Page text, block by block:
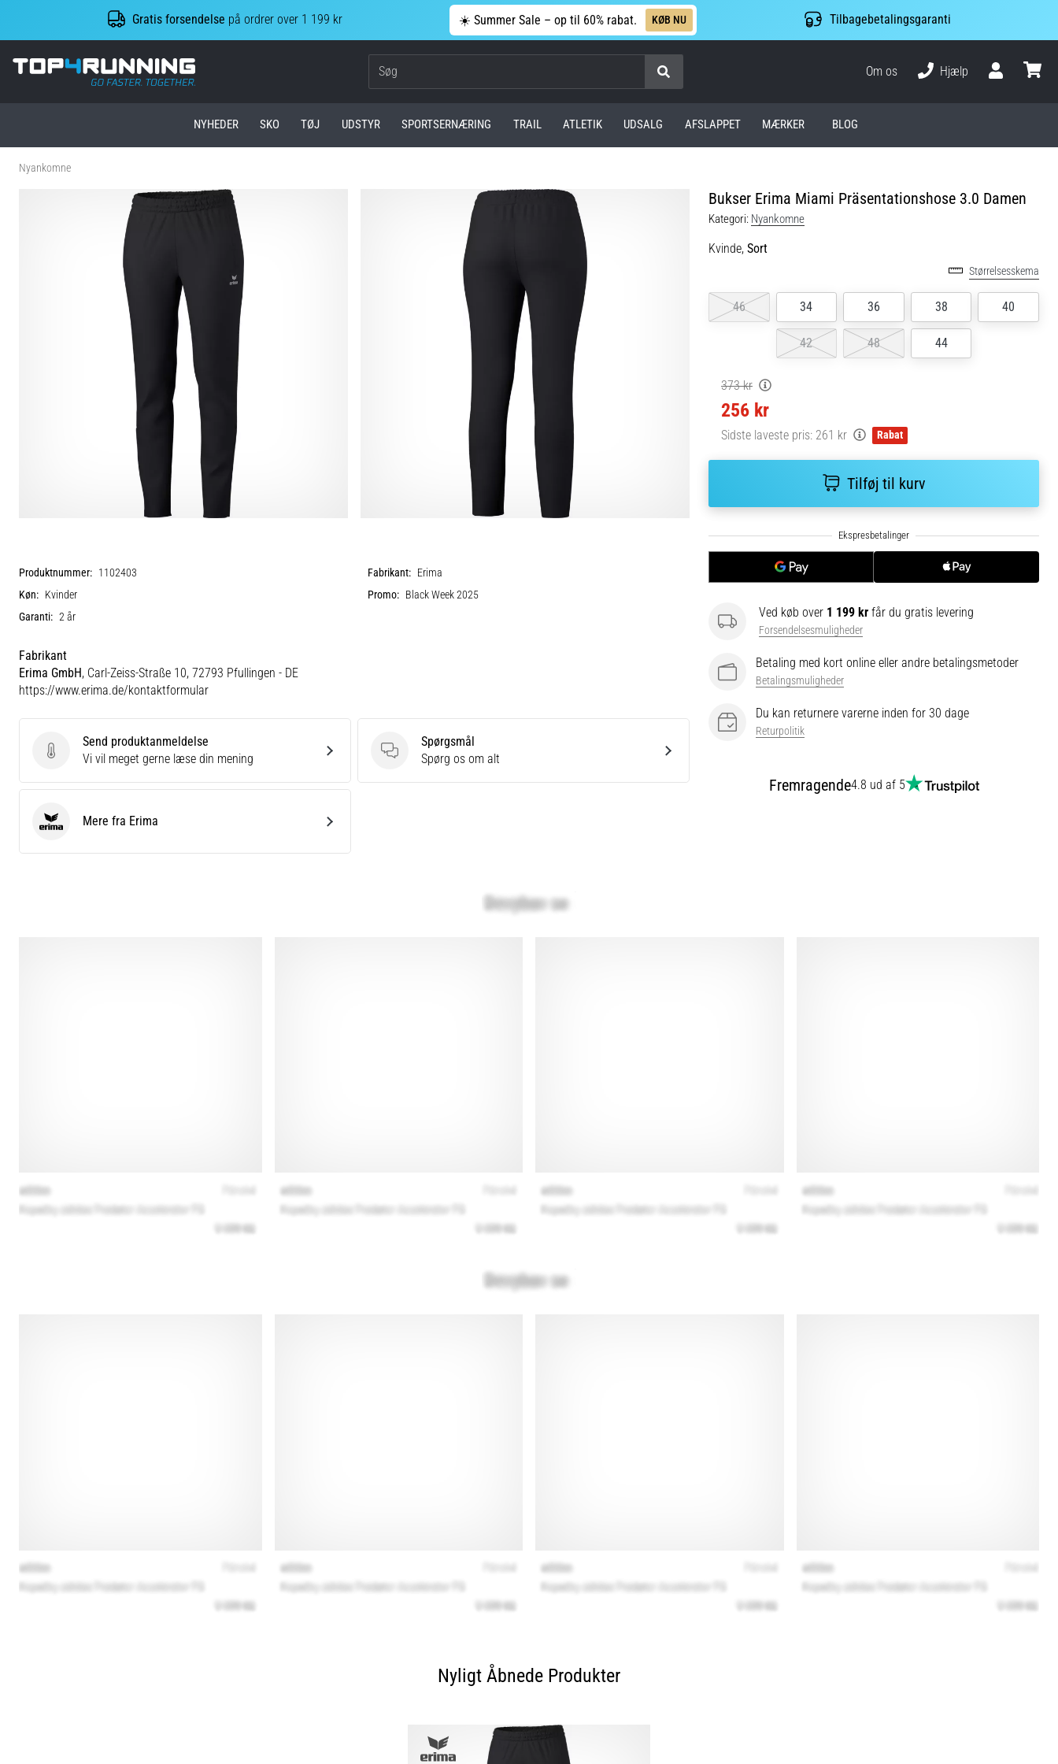
Gratis forsendelse på ordrer over 1 199 kr ☀️ Summer Sale – op til 60% rabat. KØB NU Tilbagebetalingsgaranti
Top4Running.dk
Om os
Hjælp
NYHEDER SKO TØJ UDSTYR SPORTSERNÆRING TRAIL ATLETIK UDSALG AFSLAPPET MÆRKER BLOG
Nyankomne
Bukser Erima Miami Präsentationshose 3.0 Damen
Kategori: Nyankomne
Kvinde, Sort
Størrelsesskema
46 34 36 38 40
42 48 44
373 kr
256 kr
Sidste laveste pris: 261 kr Rabat
Tilføj til kurv
Ved køb over 1 199 kr får du gratis levering
Forsendelsesmuligheder
Betaling med kort online eller andre betalingsmetoder
Betalingsmuligheder
Du kan returnere varerne inden for 30 dage
Returpolitik
Fremragende4.8 ud af 5
Produktnummer: 1102403 Fabrikant: Erima
Køn: Kvinder Promo: Black Week 2025
Garanti: 2 år
Fabrikant
Erima GmbH, Carl-Zeiss-Straße 10, 72793 Pfullingen - DE
https://www.erima.de/kontaktformular
Send produktanmeldelse
Send produktanmeldelse
Vi vil meget gerne læse din mening
Spørgsmål
Spørgsmål
Spørg os om alt
Erima Mere fra Erima
Nyligt Åbnede Produkter